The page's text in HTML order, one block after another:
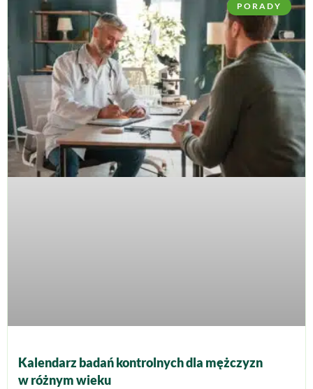
PORADY
Kalendarz badań kontrolnych dla mężczyzn
w różnym wieku